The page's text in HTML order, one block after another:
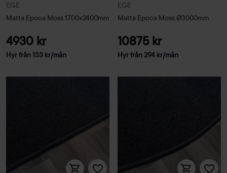
EGE
Matta Epoca Moss 1700x2400mm
4930 kr
Hyr från133 kr/mån
EGE
Matta Epoca Moss Ø3000mm
10875 kr
Hyr från294 kr/mån